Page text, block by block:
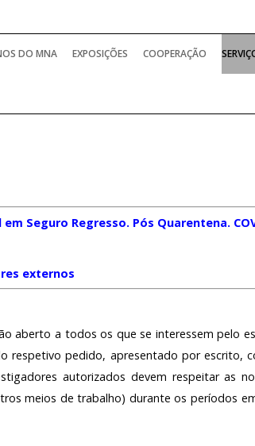
DO MNA EXPOSIÇÕES COOPERAÇÃO
Seguro Regresso. Pós Quarentena.
externos
aberto a todos os que se interessem pelo
respetivo pedido, apresentado por escrito,
autorizados devem respeitar as
meios de trabalho) durante os períodos